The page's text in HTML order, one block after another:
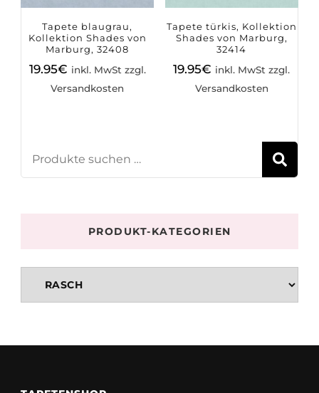
Tapete blaugrau,
Kollektion Shades von
Marburg, 32408
19.95€ inkl. MwSt zzgl.
Versandkosten
Tapete türkis, Kollektion
Shades von Marburg,
32414
19.95€ inkl. MwSt zzgl.
Versandkosten
PRODUKT-KATEGORIEN